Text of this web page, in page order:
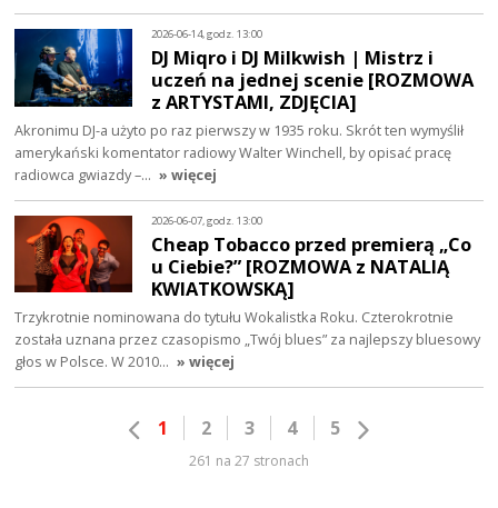
2026-06-14, godz. 13:00
DJ Miqro i DJ Milkwish | Mistrz i
uczeń na jednej scenie [ROZMOWA
z ARTYSTAMI, ZDJĘCIA]
Akronimu DJ-a użyto po raz pierwszy w 1935 roku. Skrót ten wymyślił
amerykański komentator radiowy Walter Winchell, by opisać pracę
radiowca gwiazdy –… » więcej
2026-06-07, godz. 13:00
Cheap Tobacco przed premierą „Co
u Ciebie?” [ROZMOWA z NATALIĄ
KWIATKOWSKĄ]
Trzykrotnie nominowana do tytułu Wokalistka Roku. Czterokrotnie
została uznana przez czasopismo „Twój blues” za najlepszy bluesowy
głos w Polsce. W 2010… » więcej
1 2 3 4 5
261 na 27 stronach